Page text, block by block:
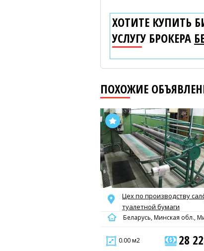
ХОТИТЕ КУПИТЬ
УСЛУГУ БРОКЕРА
ПОХОЖИЕ
Цех по производству
туалетной бумаги
Беларусь, Минская обл.,
0.00 м2 28